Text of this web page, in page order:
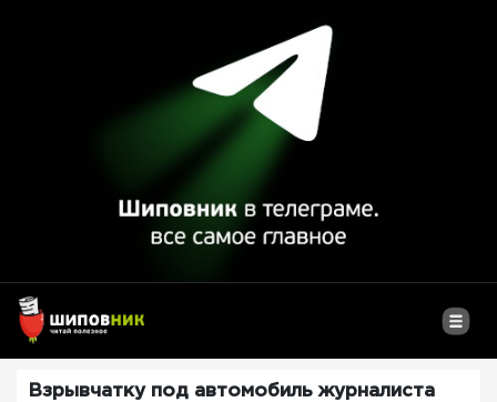
Взрывчатку под автомобиль журналиста